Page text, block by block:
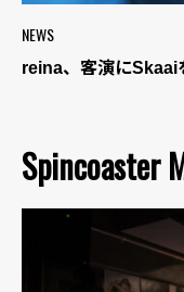
NEWS
reina、客演にSkaai
Spincoaster